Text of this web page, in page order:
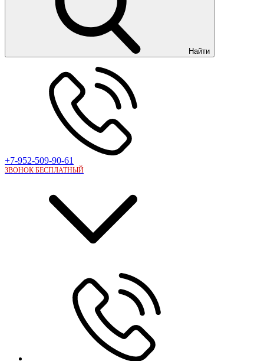
Найти
+7-952-509-90-61
ЗВОНОК БЕСПЛАТНЫЙ